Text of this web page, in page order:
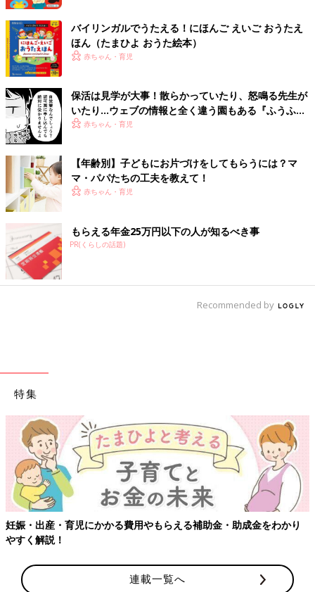
※この記事は「たまひよONLINE」で過去に公開されたもので
す。
●記事の内容は記事執筆当時の情報であり、現在と異なる場合が
あります。
バイリンガルでうたえる！にほんご えいご おうたえ
ほん（たまひよ おうた絵本）
赤ちゃん・育児
保活は見学が大事！散らかっていたり、怒鳴る先生が
いたり…ウェブの情報と全く違う園もある『ふうふう
子育て ＃49』
赤ちゃん・育児
【年齢別】子どもにお片づけをしてもらうには？マ
マ・パパたちの工夫を教えて！
赤ちゃん・育児
もらえる年金25万円以下の人が知るべき事
PR(くらしの話題)
Recommended by
特集
妊娠・出産・育児にかかる費用やもらえる補助金・助成金をわかり
やすく解説！
連載一覧へ